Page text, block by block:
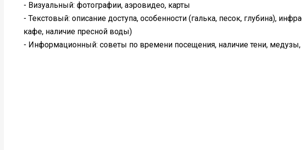
- Визуальный: фотографии, аэровидео, карты
- Текстовый: описание доступа, особенности (галька, песок, глубина),
кафе, наличие пресной воды)
- Информационный: советы по времени посещения, наличие тени, медузы,